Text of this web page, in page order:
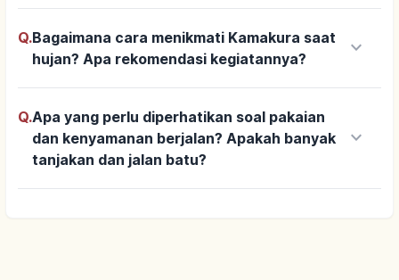
Q.Bagaimana cara menikmati Kamakura saat
hujan? Apa rekomendasi kegiatannya?
keyboard_arrow_down
Q.Apa yang perlu diperhatikan soal pakaian
dan kenyamanan berjalan? Apakah banyak
tanjakan dan jalan batu?
keyboard_arrow_down